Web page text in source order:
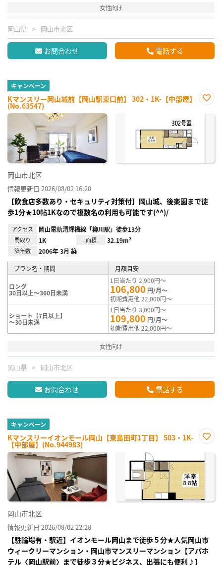
女性向け
岡山県 岡山市北区
お問合わせ 電話する
キャンペーン
Kマンスリー岡山城前【岡山駅東口前】 302・1K-【中部屋】
(No.63547)
に入
岡山市北区
情報更新日 2026/08/02 16:20
【飲食店多数あり・セキュリティ対策付】岡山城、後楽園まで徒
歩1分★10帖1Kなので複数名の利用も可能です(^^)/
アクセス 岡山電軌清輝橋線「柳川駅」徒歩13分
間取り 1K 面積 32.19m²
築年数 2006年 3月 築
プラン名・期間 月額目安
ロング
30日以上～360日未満
1日当たり 2,900円～
106,800 円/月～
初期費用他 22,000円～
ショート【7日以上】
～30日未満
1日当たり 3,000円～
109,800 円/月～
初期費用他 22,000円～
女性向け
岡山県 岡山市北区
お問合わせ 電話する
キャンペーン
Kマンスリーイオンモール岡山【東島田町1丁目】 503・1K-
【中部屋】(No.944983)
に入
り登
岡山市北区
情報更新日 2026/08/02 22:28
【駐輪場有・駅近】イオンモール岡山まで徒歩５分★人気岡山市
ウィークリーマンション・岡山市マンスリーマンション【アパホ
テル〈岡山駅前〉まで徒歩３分★ビジネス、出張にも便利♪】